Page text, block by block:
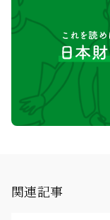
関連記事